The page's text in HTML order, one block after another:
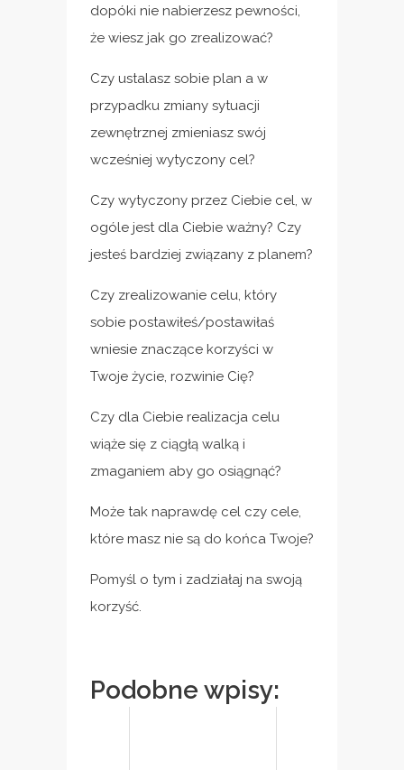
dopóki nie nabierzesz pewności,
że wiesz jak go zrealizować?
Czy ustalasz sobie plan a w
przypadku zmiany sytuacji
zewnętrznej zmieniasz swój
wcześniej wytyczony cel?
Czy wytyczony przez Ciebie cel, w
ogóle jest dla Ciebie ważny? Czy
jesteś bardziej związany z planem?
Czy zrealizowanie celu, który
sobie postawiłeś/postawiłaś
wniesie znaczące korzyści w
Twoje życie, rozwinie Cię?
Czy dla Ciebie realizacja celu
wiąże się z ciągłą walką i
zmaganiem aby go osiągnąć?
Może tak naprawdę cel czy cele,
które masz nie są do końca Twoje?
Pomyśl o tym i zadziałaj na swoją
korzyść.
Podobne wpisy: